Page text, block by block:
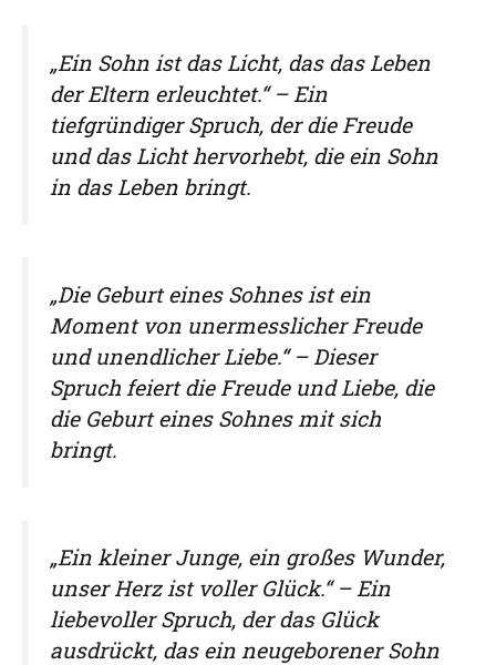
„Ein Sohn ist das Licht, das das Leben
der Eltern erleuchtet.“ – Ein
tiefgründiger Spruch, der die Freude
und das Licht hervorhebt, die ein Sohn
in das Leben bringt.
„Die Geburt eines Sohnes ist ein
Moment von unermesslicher Freude
und unendlicher Liebe.“ – Dieser
Spruch feiert die Freude und Liebe, die
die Geburt eines Sohnes mit sich
bringt.
„Ein kleiner Junge, ein großes Wunder,
unser Herz ist voller Glück.“ – Ein
liebevoller Spruch, der das Glück
ausdrückt, das ein neugeborener Sohn